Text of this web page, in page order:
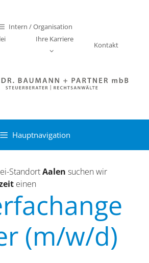
Intern / Organisation
Ihre Karriere
Kontakt
Hauptnavigation
StandortAalen suchen wir
einen
(m/w/d)